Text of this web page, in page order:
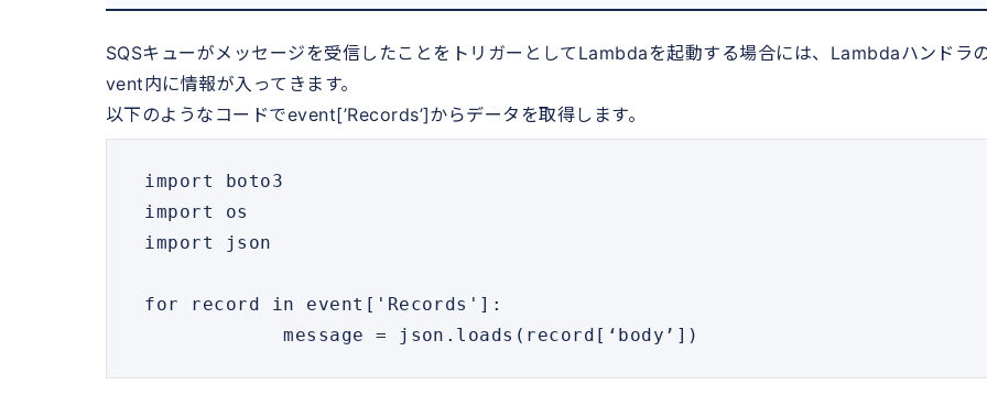
SQSキューがメッセージを受信したことをトリガーとしてLambdaを起動する場合には、Lambdaハンドラ
vent内に情報が入ってきます。
以下のようなコードでevent[’Records’]からデータを取得します。
message = json.loads(record[‘body’])